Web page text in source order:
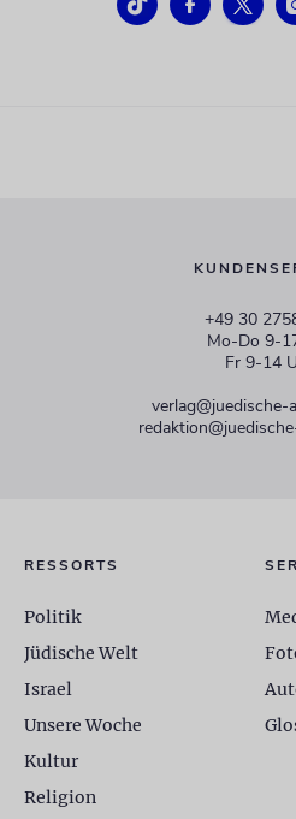
+49 30
Mo-Do 9-
Fr 9-14
verlag@juedische-
RESSORTS
Politik
Jüdische Welt
Israel
Unsere Woche
Kultur
Religion